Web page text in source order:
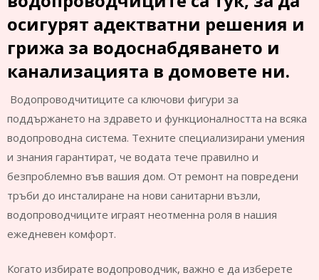
осигурят адектватни решения и
грижа за водоснабдяването и
канализацията в домовете ни.
Водопроводчитиците са ключови фигури за
поддържането на здравето и функционалността на всяка
водопроводна система. Техните специализирани умения
и знания гарантират, че водата тече правилно и
безпроблемно във вашия дом. От ремонт на повредени
тръби до инсталиране на нови санитарни възли,
водопроводчиците играят неотменна роля в нашия
ежедневен комфорт.
Когато избирате водопроводчик, важно е да изберете